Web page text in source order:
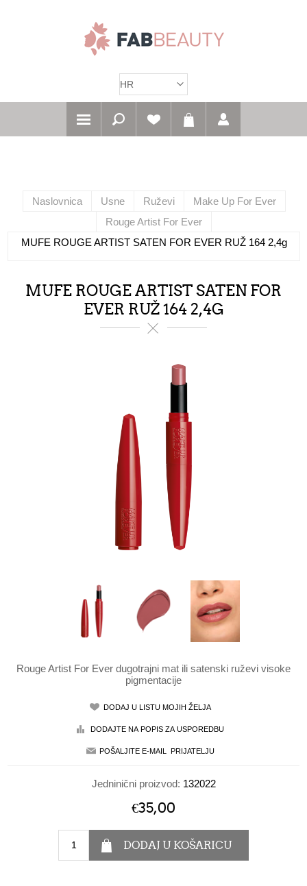
Naslovnica Usne Ruževi
Make Up For Ever
Rouge Artist For Ever
MUFE ROUGE ARTIST SATEN FOR EVER RUŽ 164 2,4g
MUFE ROUGE ARTIST SATEN FOR
EVER RUŽ 164 2,4G
Rouge Artist For Ever dugotrajni mat ili satenski ruževi visoke
pigmentacije
Jedninični proizvod: 132022
€35,00